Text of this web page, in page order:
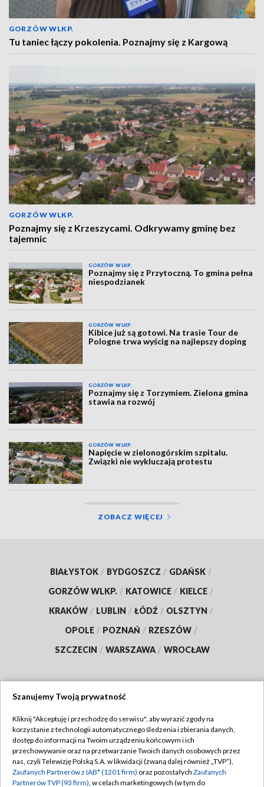
GORZÓW WLKP.
Tu taniec łączy pokolenia. Poznajmy się z Kargową
GORZÓW WLKP.
Poznajmy się z Krzeszycami. Odkrywamy gminę bez
tajemnic
GORZÓW WLKP.
Poznajmy się z Przytoczną. To gmina pełna
niespodzianek
GORZÓW WLKP.
Kibice już są gotowi. Na trasie Tour de
Pologne trwa wyścig na najlepszy doping
GORZÓW WLKP.
Poznajmy się z Torzymiem. Zielona gmina
stawia na rozwój
GORZÓW WLKP.
Napięcie w zielonogórskim szpitalu.
Związki nie wykluczają protestu
ZOBACZ WIĘCEJ
BIAŁYSTOK / BYDGOSZCZ / GDAŃSK /
GORZÓW WLKP. / KATOWICE / KIELCE /
KRAKÓW / LUBLIN / ŁÓDŹ / OLSZTYN /
OPOLE / POZNAŃ / RZESZÓW /
SZCZECIN / WARSZAWA / WROCŁAW
TVP
Abonament TVP
Emisja w TVP
Regulamin TVP
Polityka prywatności
Szanujemy Twoją prywatność
Kliknij "Akceptuję i przechodzę do serwisu", aby wyrazić zgody na
korzystanie z technologii automatycznego śledzenia i zbierania danych,
dostęp do informacji na Twoim urządzeniu końcowym i ich
przechowywanie oraz na przetwarzanie Twoich danych osobowych przez
nas, czyli Telewizję Polską S.A. w likwidacji (zwaną dalej również „TVP”),
Zaufanych Partnerów z IAB* (1201 firm) oraz pozostałych Zaufanych
Partnerów TVP (93 firm), w celach marketingowych (w tym do